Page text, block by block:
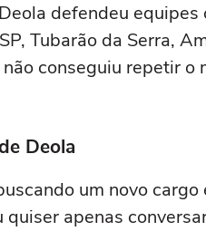
defendeu
Tubarão da Serra,
conseguiu repetir
Deola
um novo
apenas